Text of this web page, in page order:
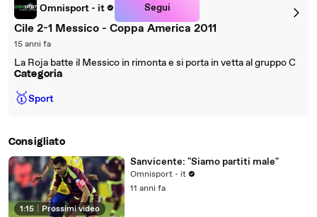
Omnisport - it Segui
Cile 2-1 Messico - Coppa America 2011
15 anni fa
La Roja batte il Messico in rimonta e si porta in vetta al gruppo C
Categoria
🥇Sport
Consigliato
1:15 Prossimi video
Sanvicente: "Siamo partiti male"
Omnisport - it
11 anni fa